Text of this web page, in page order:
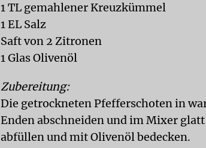
1 TL gemahlener Kreuzkümmel
1 EL Salz
Saft von 2 Zitronen
1 Glas Olivenöl
Zubereitung:
Die getrockneten Pfefferschoten in
Enden abschneiden und im Mixer
abfüllen und mit Olivenöl bedecken.